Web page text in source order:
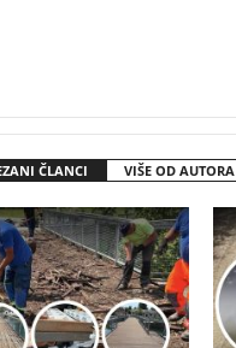
ČLANCI VIŠE OD AUTORA